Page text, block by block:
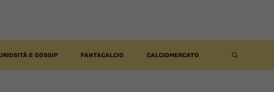
E GOSSIP FANTACALCIO CALCIOMERCATO